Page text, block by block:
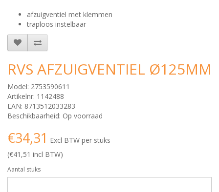
afzuigventiel met klemmen
traploos instelbaar
RVS AFZUIGVENTIEL Ø125MM
Model: 2753590611
Artikelnr: 1142488
EAN: 8713512033283
Beschikbaarheid: Op voorraad
€34,31 Excl BTW per stuks
(€41,51 incl BTW)
Aantal stuks